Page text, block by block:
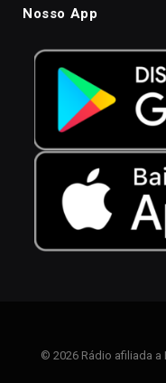
Nosso App
© 2026 Rádio afiliada